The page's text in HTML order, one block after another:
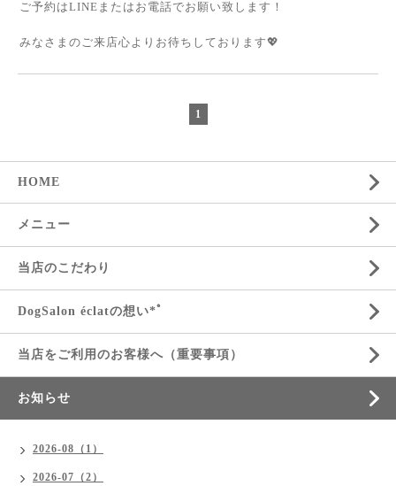
ご予約はLINEまたはお電話でお願い致します！
みなさまのご来店心よりお待ちしております💖
1
HOME
メニュー
当店のこだわり
DogSalon éclatの想い*ﾟ
当店をご利用のお客様へ（重要事項）
お知らせ
2026-08（1）
2026-07（2）